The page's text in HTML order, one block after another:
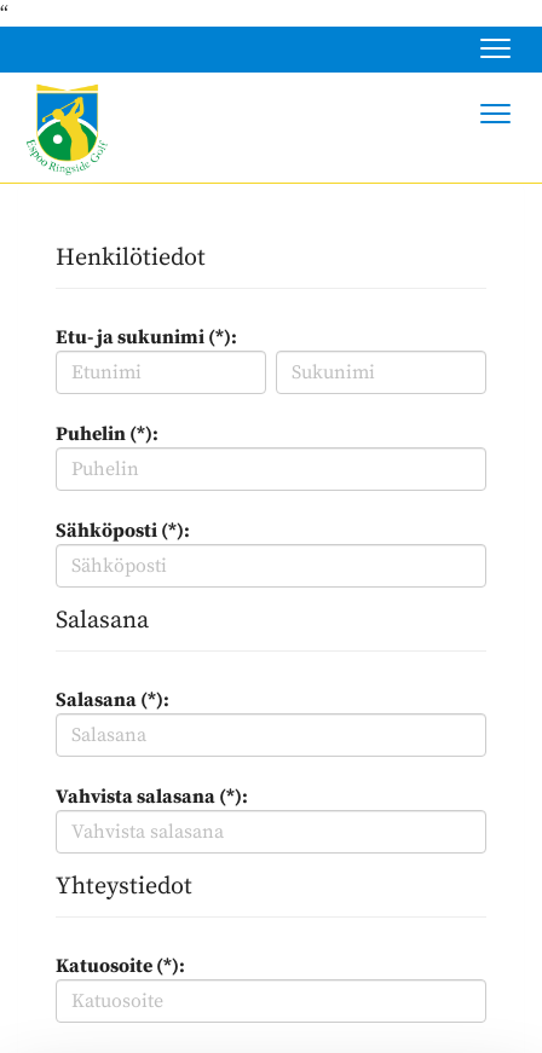
“
Henkilötiedot
Etu- ja sukunimi (*):
Puhelin (*):
Sähköposti (*):
Salasana
Salasana (*):
Vahvista salasana (*):
Yhteystiedot
Katuosoite (*):